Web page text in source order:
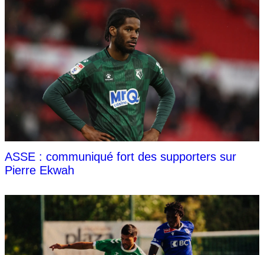
ASSE : communiqué fort des supporters sur
Pierre Ekwah